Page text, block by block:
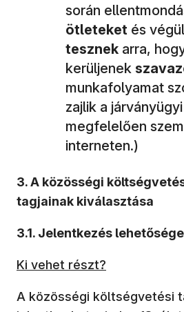
során
ötleteket és végül
tesznek arra,
kerüljenek
munkafolyamat
zajlik a
megfelelően
interneten.)
3. A közösségi
tagjainak kiválasztása
3.1. Jelentkezés
Ki vehet részt?
A közösségi költségvetési